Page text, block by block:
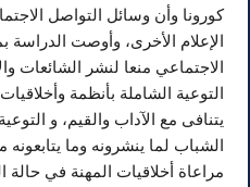
كورونا وأن وسائل التواصل
الإعلام الأخرى، وأوصت الدراسة
الاجتماعي منعا لنشر الشائعات
التوعية الشاملة بأنظمة
يتنافى مع الآداب والقيم، و
الشباب لما ينشرونه وما
مراعاة أخلاقيات المهنة في حالة